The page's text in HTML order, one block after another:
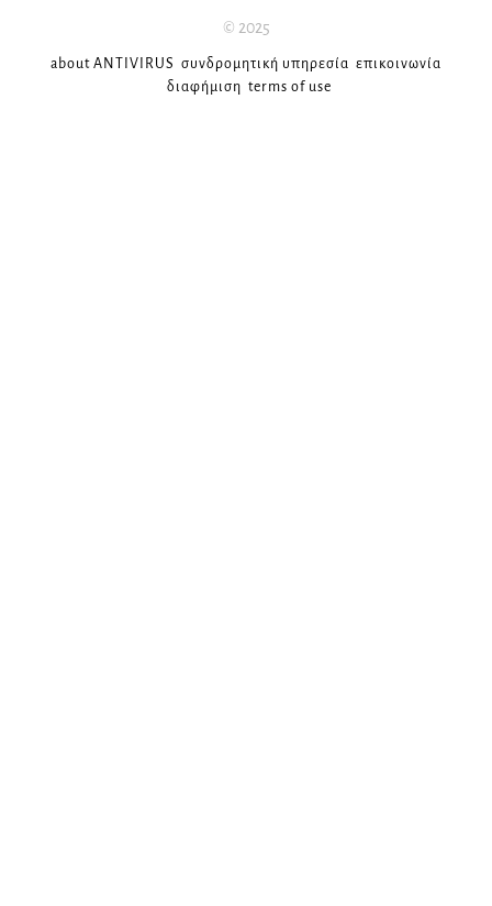
© 2025
about ANTIVIRUS συνδρομητική υπηρεσία επικοινωνία
διαφήμιση terms of use